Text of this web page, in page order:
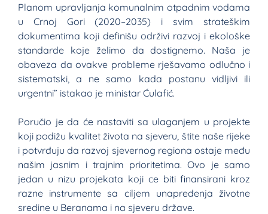
Planom upravljanja komunalnim otpadnim vodama
u Crnoj Gori (2020–2035) i svim strateškim
dokumentima koji definišu održivi razvoj i ekološke
standarde koje želimo da dostignemo. Naša je
obaveza da ovakve probleme rješavamo odlučno i
sistematski, a ne samo kada postanu vidljivi ili
urgentni” istakao je ministar Ćulafić.
Poručio je da će nastaviti sa ulaganjem u projekte
koji podižu kvalitet života na sjeveru, štite naše rijeke
i potvrđuju da razvoj sjevernog regiona ostaje među
našim jasnim i trajnim prioritetima. Ovo je samo
jedan u nizu projekata koji ce biti finansirani kroz
razne instrumente sa ciljem unapređenja životne
sredine u Beranama i na sjeveru države.